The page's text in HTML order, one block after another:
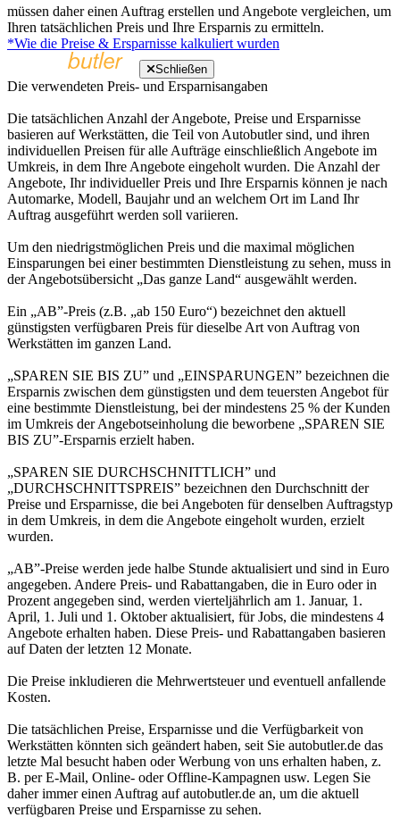
müssen daher einen Auftrag erstellen und Angebote vergleichen, um
Ihren tatsächlichen Preis und Ihre Ersparnis zu ermitteln.
*Wie die Preise & Ersparnisse kalkuliert wurden
Schließen
Die verwendeten Preis- und Ersparnisangaben
Die tatsächlichen Anzahl der Angebote, Preise und Ersparnisse
basieren auf Werkstätten, die Teil von Autobutler sind, und ihren
individuellen Preisen für alle Aufträge einschließlich Angebote im
Umkreis, in dem Ihre Angebote eingeholt wurden. Die Anzahl der
Angebote, Ihr individueller Preis und Ihre Ersparnis können je nach
Automarke, Modell, Baujahr und an welchem Ort im Land Ihr
Auftrag ausgeführt werden soll variieren.
Um den niedrigstmöglichen Preis und die maximal möglichen
Einsparungen bei einer bestimmten Dienstleistung zu sehen, muss in
der Angebotsübersicht „Das ganze Land“ ausgewählt werden.
Ein „AB”-Preis (z.B. „ab 150 Euro“) bezeichnet den aktuell
günstigsten verfügbaren Preis für dieselbe Art von Auftrag von
Werkstätten im ganzen Land.
„SPAREN SIE BIS ZU” und „EINSPARUNGEN” bezeichnen die
Ersparnis zwischen dem günstigsten und dem teuersten Angebot für
eine bestimmte Dienstleistung, bei der mindestens 25 % der Kunden
im Umkreis der Angebotseinholung die beworbene „SPAREN SIE
BIS ZU”-Ersparnis erzielt haben.
„SPAREN SIE DURCHSCHNITTLICH” und
„DURCHSCHNITTSPREIS” bezeichnen den Durchschnitt der
Preise und Ersparnisse, die bei Angeboten für denselben Auftragstyp
in dem Umkreis, in dem die Angebote eingeholt wurden, erzielt
wurden.
„AB”-Preise werden jede halbe Stunde aktualisiert und sind in Euro
angegeben. Andere Preis- und Rabattangaben, die in Euro oder in
Prozent angegeben sind, werden vierteljährlich am 1. Januar, 1.
April, 1. Juli und 1. Oktober aktualisiert, für Jobs, die mindestens 4
Angebote erhalten haben. Diese Preis- und Rabattangaben basieren
auf Daten der letzten 12 Monate.
Die Preise inkludieren die Mehrwertsteuer und eventuell anfallende
Kosten.
Die tatsächlichen Preise, Ersparnisse und die Verfügbarkeit von
Werkstätten könnten sich geändert haben, seit Sie autobutler.de das
letzte Mal besucht haben oder Werbung von uns erhalten haben, z.
B. per E-Mail, Online- oder Offline-Kampagnen usw. Legen Sie
daher immer einen Auftrag auf autobutler.de an, um die aktuell
verfügbaren Preise und Ersparnisse zu sehen.